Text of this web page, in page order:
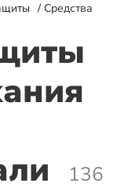
/ Средства
136